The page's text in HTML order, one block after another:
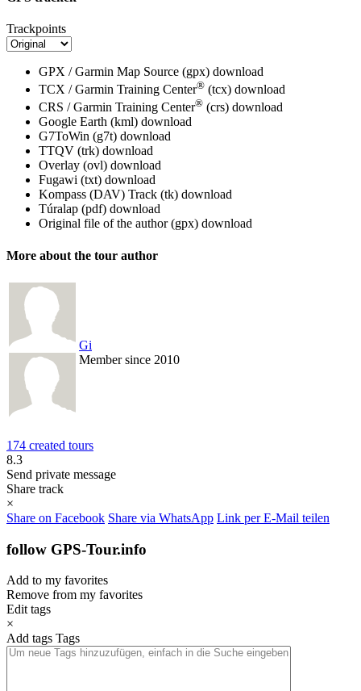
Trackpoints
GPX / Garmin Map Source (gpx) download
TCX / Garmin Training Center® (tcx) download
CRS / Garmin Training Center® (crs) download
Google Earth (kml) download
G7ToWin (g7t) download
TTQV (trk) download
Overlay (ovl) download
Fugawi (txt) download
Kompass (DAV) Track (tk) download
Túralap (pdf) download
Original file of the author (gpx) download
More about the tour author
Gi
Member since 2010
174 created tours
8.3
Send private message
Share track
×
Share on Facebook Share via WhatsApp Link per E-Mail teilen
follow GPS-Tour.info
Add to my favorites
Remove from my favorites
Edit tags
×
Add tags Tags